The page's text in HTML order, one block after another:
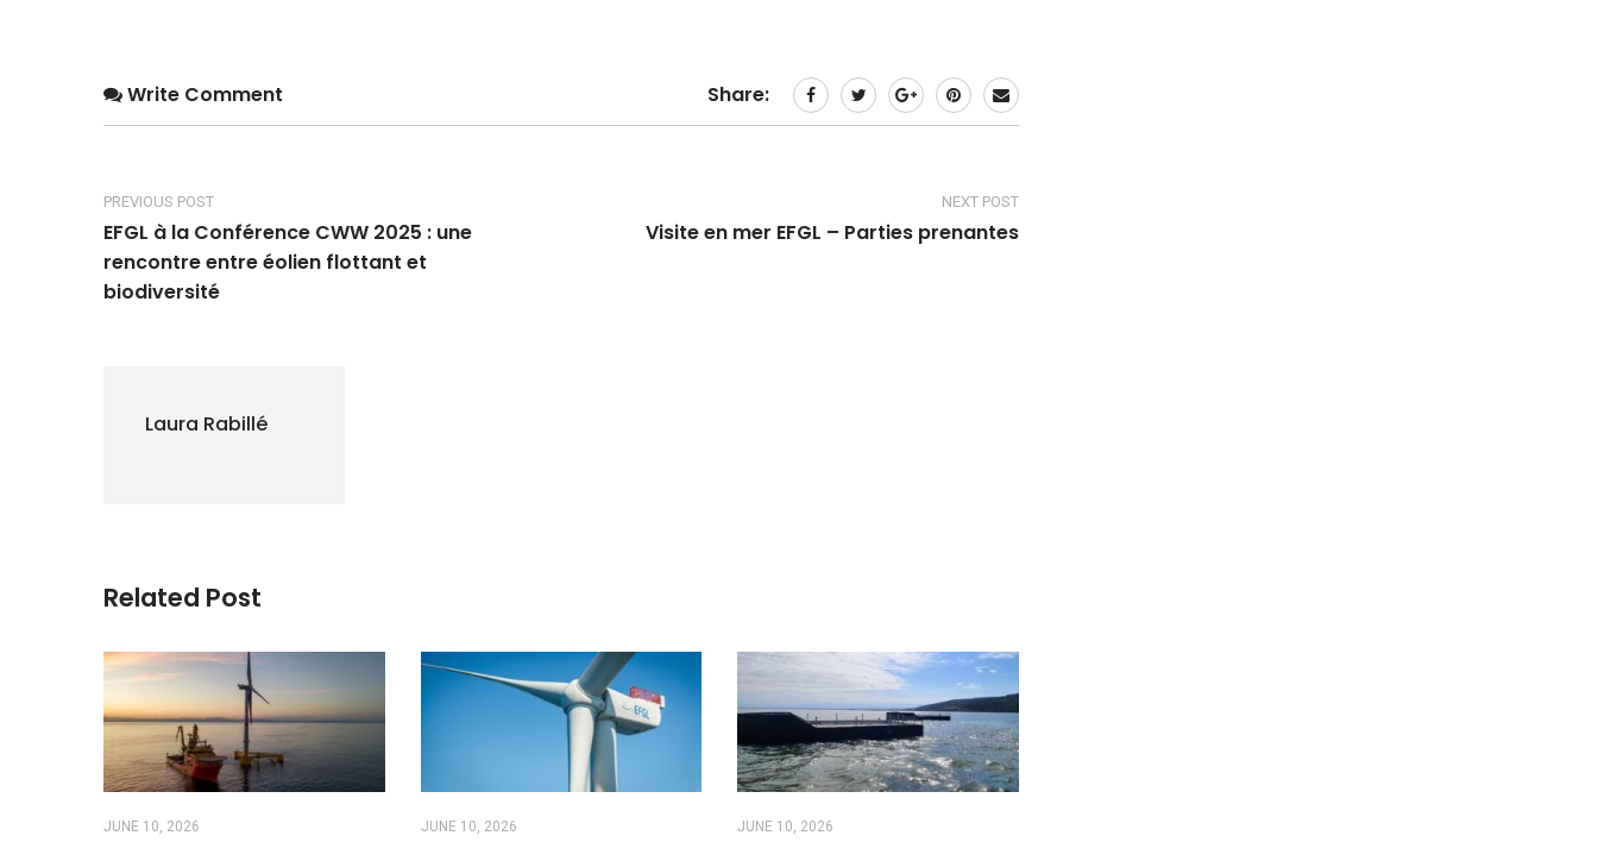
Write Comment Share:
PREVIOUS POST
EFGL à la Conférence CWW 2025 : une
rencontre entre éolien flottant et
biodiversité
NEXT POST
Visite en mer EFGL – Parties prenantes
Laura Rabillé
Related Post
JUNE 10, 2026 JUNE 10, 2026 JUNE 10, 2026